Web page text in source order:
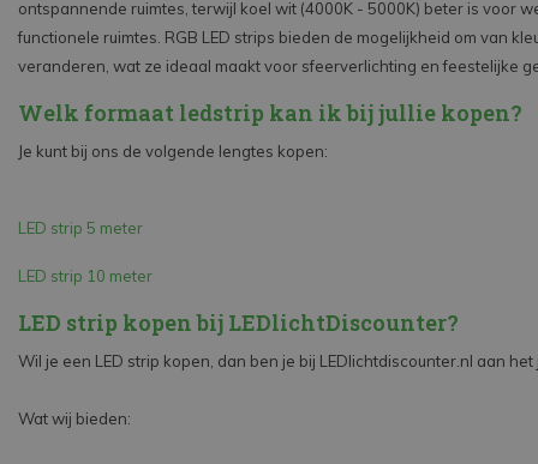
ontspannende ruimtes, terwijl koel wit (4000K - 5000K) beter is voor
functionele ruimtes. RGB LED strips bieden de mogelijkheid om van
veranderen, wat ze ideaal maakt voor sfeerverlichting en feestelijke
Welk formaat ledstrip kan ik bij jullie kopen?
Je kunt bij ons de volgende lengtes kopen:
LED strip 5 meter
LED strip 10 meter
LED strip kopen bij LEDlichtDiscounter?
Wil je een LED strip kopen, dan ben je bij LEDlichtdiscounter.nl aan
Wat wij bieden: